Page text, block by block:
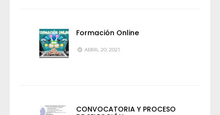
Formación Online
ABRIL 20, 2021
CONVOCATORIA Y PROCESO